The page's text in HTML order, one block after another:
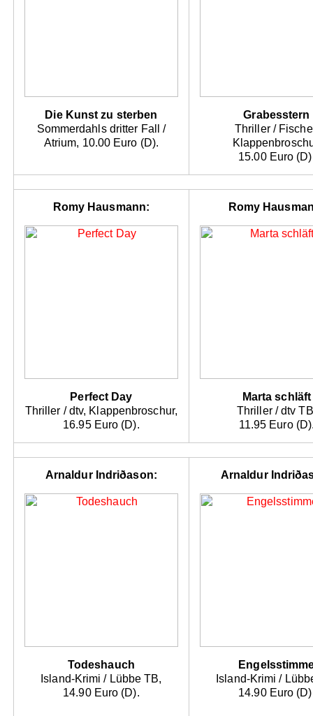
Die Kunst zu sterben
Sommerdahls dritter Fall /
Atrium, 10.00 Euro (D).
Grabesstern
Thriller /
15.00 Euro
Romy Hausmann:
Perfect Day
Thriller / dtv, Klappenbroschur,
16.95 Euro (D).
Romy
Marta schläft
Thriller / dtv
11.95 Euro
Arnaldur Indriðason:
Todeshauch
Island-Krimi / Lübbe TB,
14.90 Euro (D).
Arnaldur
Island-Krimi /
14.90 Euro